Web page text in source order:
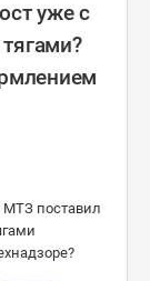
уже с
МТЗ поставил